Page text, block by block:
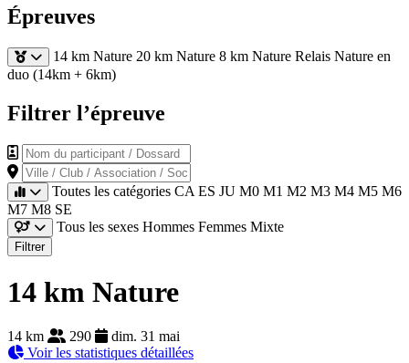
Épreuves
14 km Nature 20 km Nature 8 km Nature Relais Nature en
duo (14km + 6km)
Filtrer l’épreuve
Nom du participant / Dossard
Ville / Club / Association / Société
Toutes les catégories CA ES JU M0 M1 M2 M3 M4 M5 M6
M7 M8 SE
Tous les sexes Hommes Femmes Mixte
Filtrer
14 km Nature
14 km 290
dim. 31 mai
Voir les statistiques détaillées